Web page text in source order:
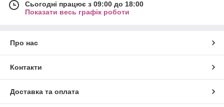
Сьогодні працює з 09:00 до 18:00
Показати весь графік роботи
Про нас
Контакти
Доставка та оплата